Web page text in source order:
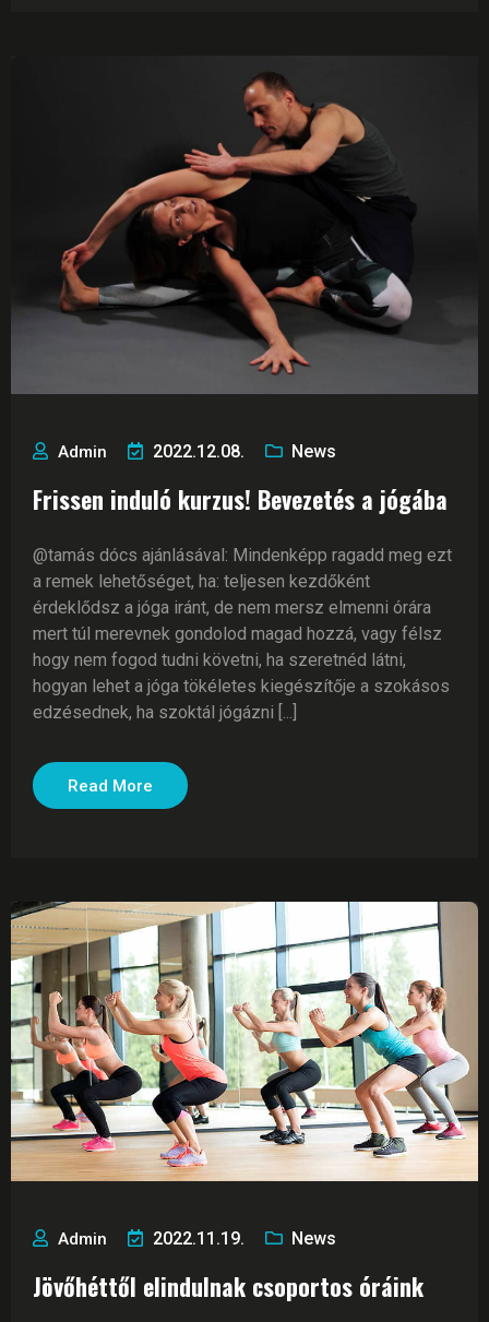
Admin 2022.12.08. News
Frissen induló kurzus! Bevezetés a jógába
@tamás dócs ajánlásával: Mindenképp ragadd meg ezt
a remek lehetőséget, ha: teljesen kezdőként
érdeklődsz a jóga iránt, de nem mersz elmenni órára
mert túl merevnek gondolod magad hozzá, vagy félsz
hogy nem fogod tudni követni, ha szeretnéd látni,
hogyan lehet a jóga tökéletes kiegészítője a szokásos
edzésednek, ha szoktál jógázni [...]
Read More
Admin 2022.11.19. News
Jövőhéttől elindulnak csoportos óráink